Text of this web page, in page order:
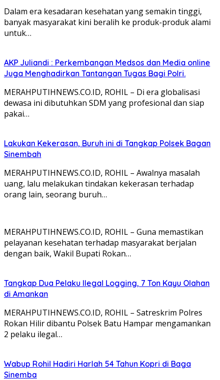
Dalam era kesadaran kesehatan yang semakin tinggi,
banyak masyarakat kini beralih ke produk-produk alami
untuk…
AKP Juliandi : Perkembangan Medsos dan Media online
Juga Menghadirkan Tantangan Tugas Bagi Polri.
MERAHPUTIHNEWS.CO.ID, ROHIL – Di era globalisasi
dewasa ini dibutuhkan SDM yang profesional dan siap
pakai…
Lakukan Kekerasan, Buruh ini di Tangkap Polsek Bagan
Sinembah
MERAHPUTIHNEWS.CO.ID, ROHIL – Awalnya masalah
uang, lalu melakukan tindakan kekerasan terhadap
orang lain, seorang buruh…
MERAHPUTIHNEWS.CO.ID, ROHIL – Guna memastikan
pelayanan kesehatan terhadap masyarakat berjalan
dengan baik, Wakil Bupati Rokan…
Tangkap Dua Pelaku Ilegal Logging, 7 Ton Kayu Olahan
di Amankan
MERAHPUTIHNEWS.CO.ID, ROHIL – Satreskrim Polres
Rokan Hilir dibantu Polsek Batu Hampar mengamankan
2 pelaku ilegal…
Wabup Rohil Hadiri Harlah 54 Tahun Kopri di Baga
Sinemba